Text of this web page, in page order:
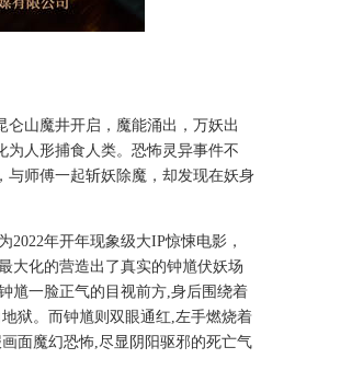
山魔井开启，魔能涌出，万妖出
为人形捕食人类。恐怖灵异事件不
与师傅一起斩妖除魔，却发现在妖身
年开年现象级大IP惊悚电影，
大化的营造出了真实的钟馗伏妖场
馗一脸正气的目视前方,身后围绕着
狱。而钟馗则双眼通红,左手燃烧着
面魔幻恐怖,尽显阴阳驱邪的死亡气